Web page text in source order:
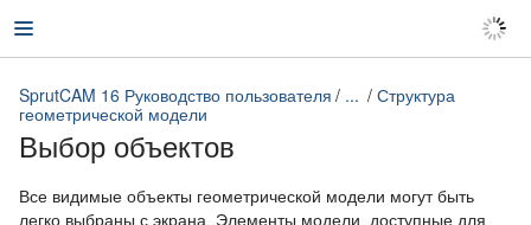
SprutCAM 16 Руководство пользователя ...
Структура
геометрической модели
Выбор объектов
Все видимые объекты геометрической модели могут быть
легко выбраны с экрана. Элементы модели, доступные для